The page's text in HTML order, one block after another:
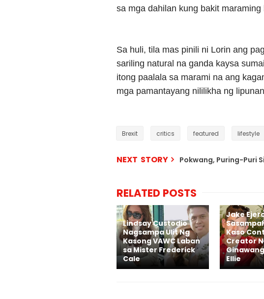
sa mga dahilan kung bakit
Sa huli, tila mas pinili ni Lorin ang
sariling natural na ganda kaysa
itong paalala sa marami na ang
mga pamantayang nililikha ng
Brexit critics featured lifestyle
NEXT STORY Pokwang, Puring-Puri
RELATED POSTS
Lindsay Custodio
Nagsampa Ulit Ng
Kasong VAWC Laban
sa Mister Frederick
Cale
Jake
Kaso
Creator
Ellie